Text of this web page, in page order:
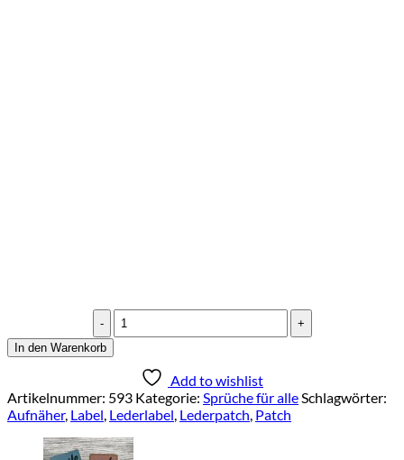
Label
"Schöne
Meinung"
Menge
In den Warenkorb
Add to wishlist
Artikelnummer: 593 Kategorie: Sprüche für alle Schlagwörter:
Aufnäher, Label Lederlabel Lederpatch Patch